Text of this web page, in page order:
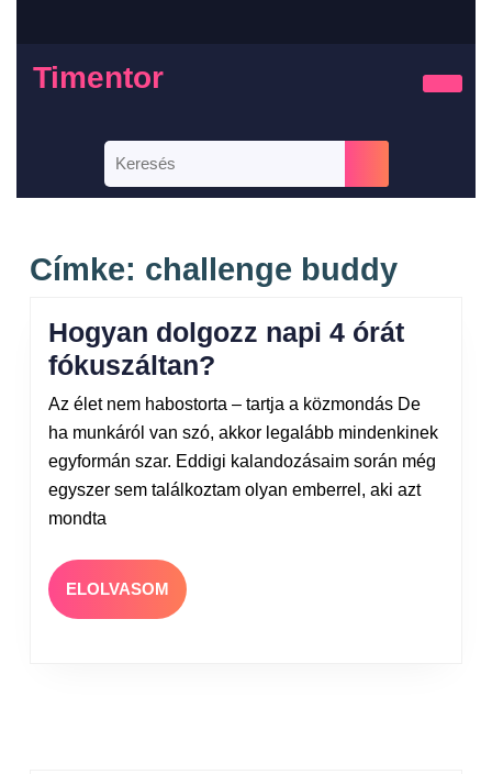
Timentor
Címke: challenge buddy
Hogyan dolgozz napi 4 órát
fókuszáltan?
Az élet nem habostorta – tartja a közmondás De
ha munkáról van szó, akkor legalább mindenkinek
egyformán szar. Eddigi kalandozásaim során még
egyszer sem találkoztam olyan emberrel, aki azt
mondta
ELOLVASOM